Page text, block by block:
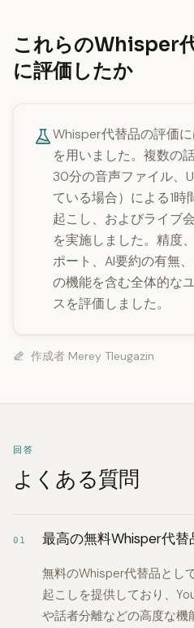
これらのWhisper
に評価したか
Whisper代替品の評価
を用いました。複数の
30分の音声ファイル、
ている場合）による1時
起こし、およびライブ
を実施しました。精度
ポート、AI要約の有無
の機能を含む全体的な
スを評価しました。
作成者 Merey Tleugazin
回答
よくある質問
01 最高の無料Whisper代替
無料のWhisper代替品とし
起こしを提供しており、
や話者分離などの高度な機